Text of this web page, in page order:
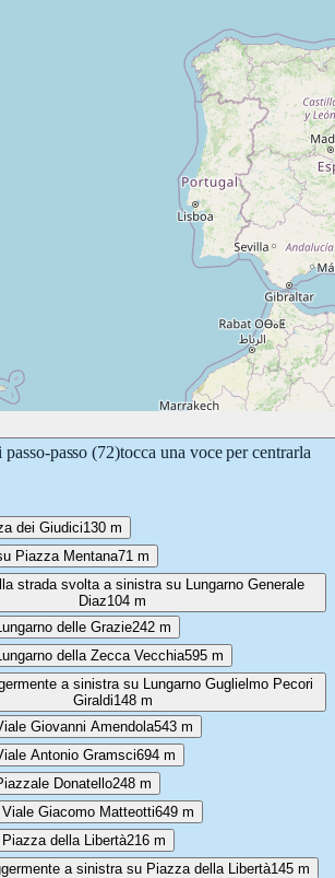
passo (72)tocca una voce per centrarla
dei Giudici130 m
Piazza Mentana71 m
strada svolta a sinistra su Lungarno Generale
Diaz104 m
delle Grazie242 m
della Zecca Vecchia595 m
a sinistra su Lungarno Guglielmo Pecori
Giraldi148 m
Giovanni Amendola543 m
Antonio Gramsci694 m
Donatello248 m
Giacomo Matteotti649 m
della Libertà216 m
a sinistra su Piazza della Libertà145 m